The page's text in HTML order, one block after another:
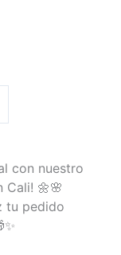
con nuestro
Cali! 🌼🌸
tu pedido